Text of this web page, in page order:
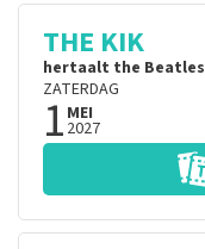
THE KIK
hertaalt the Beatles
ZATERDAG
1 MEI
2027